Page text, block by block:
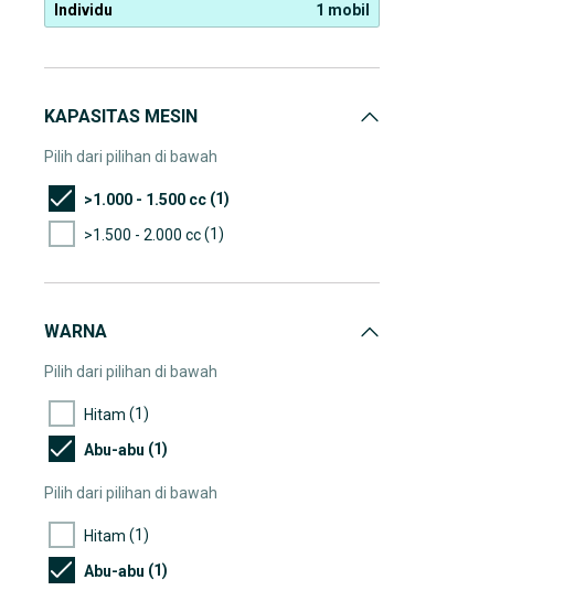
Individu 1 mobil
KAPASITAS MESIN
Pilih dari pilihan di bawah
>1.000 - 1.500 cc (1)
>1.500 - 2.000 cc(1)
WARNA
Pilih dari pilihan di bawah
Hitam (1)
Abu-abu (1)
Pilih dari pilihan di bawah
Hitam (1)
Abu-abu (1)